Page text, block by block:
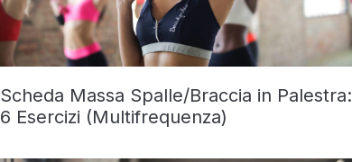
Scheda Massa Spalle/Braccia in Palestra:
6 Esercizi (Multifrequenza)